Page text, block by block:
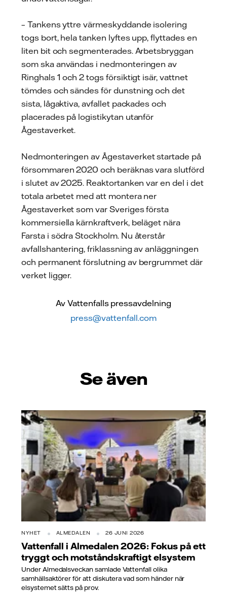
– Tankens yttre värmeskyddande isolering
togs bort, hela tanken lyftes upp, flyttades en
liten bit och segmenterades. Arbetsbryggan
som ska användas i nedmonteringen av
Ringhals 1 och 2 togs försiktigt isär, vattnet
tömdes och sändes för dunstning och det
sista, lågaktiva, avfallet packades och
placerades på logistikytan utanför
Ågestaverket.
Nedmonteringen av Ågestaverket startade på
försommaren 2020 och beräknas vara slutförd
i slutet av 2025. Reaktortanken var en del i det
totala arbetet med att montera ner
Ågestaverket som var Sveriges första
kommersiella kärnkraftverk, beläget nära
Farsta i södra Stockholm. Nu återstår
avfallshantering, friklassning av anläggningen
och permanent förslutning av bergrummet där
verket ligger.
Av Vattenfalls pressavdelning
press@vattenfall.com
Se även
NYHET ALMEDALEN 26 JUNI 2026
Vattenfall i Almedalen 2026: Fokus på ett
tryggt och motståndskraftigt elsystem
Under Almedalsveckan samlade Vattenfall olika
samhällsaktörer för att diskutera vad som händer när
elsystemet sätts på prov.